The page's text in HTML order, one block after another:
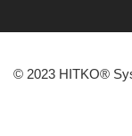
© 2023 HITKO®